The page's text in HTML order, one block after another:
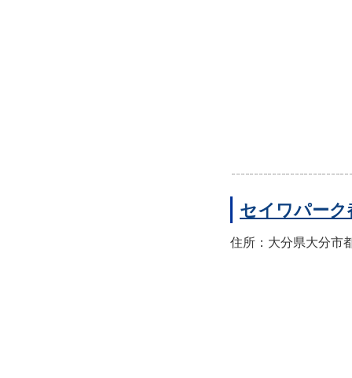
セイワパーク
住所：大分県大分市